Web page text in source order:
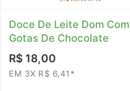
Doce De Leite Dom Com
Gotas De Chocolate
R$ 18,00
EM 3X R$ 6,41*